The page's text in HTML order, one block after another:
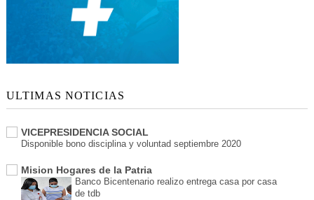
ULTIMAS NOTICIAS
VICEPRESIDENCIA SOCIAL
Disponible bono disciplina y voluntad septiembre 2020
Mision Hogares de la Patria
Banco Bicentenario realizo entrega casa por casa
de tdb